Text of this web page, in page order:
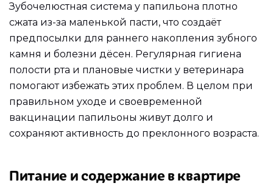
Зубочелюстная система у папильона плотно
сжата из-за маленькой пасти, что создаёт
предпосылки для раннего накопления зубного
камня и болезни дёсен. Регулярная гигиена
полости рта и плановые чистки у ветеринара
помогают избежать этих проблем. В целом при
правильном уходе и своевременной
вакцинации папильоны живут долго и
сохраняют активность до преклонного возраста.
Питание и содержание в квартире